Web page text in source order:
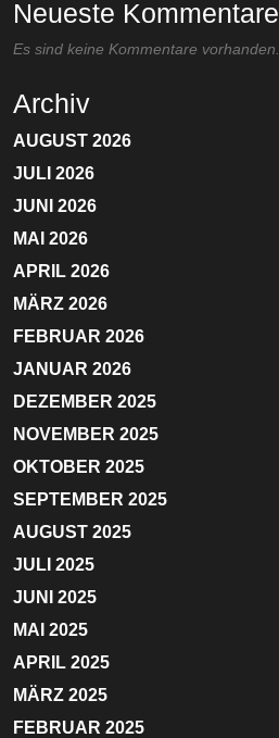
Neueste Kommentare
Es sind keine Kommentare vorhanden.
Archiv
AUGUST 2026
JULI 2026
JUNI 2026
MAI 2026
APRIL 2026
MÄRZ 2026
FEBRUAR 2026
JANUAR 2026
DEZEMBER 2025
NOVEMBER 2025
OKTOBER 2025
SEPTEMBER 2025
AUGUST 2025
JULI 2025
JUNI 2025
MAI 2025
APRIL 2025
MÄRZ 2025
FEBRUAR 2025